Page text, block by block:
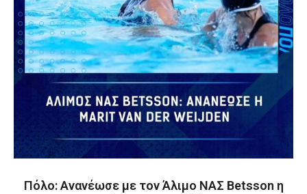
Πόλο: Ανανέωσε με τον Άλιμο ΝΑΣ Betsson η